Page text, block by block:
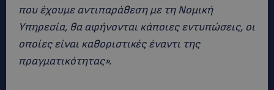
που έχουμε αντιπαράθεση με τη Νομική
Υπηρεσία, θα αφήνονται κάποιες εντυπώσεις, οι
οποίες είναι καθοριστικές έναντι της
πραγματικότητας».